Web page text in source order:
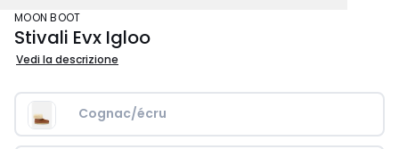
MOON BOOT
Stivali Evx Igloo
Vedi la descrizione
Cognac/écru